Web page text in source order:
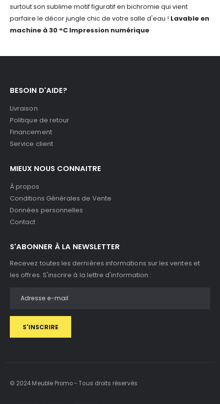
surtout son sublime motif figuratif en bichromie qui vient
parfaire le décor jungle chic de votre salle d'eau ! Lavable en
machine à 30 °C Impression numérique
BESOIN D'AIDE?
Livraison
Politique de retour
Financement
Service client
MIEUX NOUS CONNAITRE
À propos
Conditions Générales de Vente
Données personnelles
Contact
S'ABONNER À LA NEWSLETTER
Recevez toutes les dernières informations sur les ventes et
les offres. S'inscrire à la lettre d'information :
S'INSCRIRE
© 2024 Meuble Promo - Tous droits réservés